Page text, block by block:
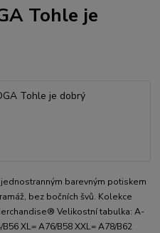
Tohle je
barevným potiskem
bez bočních švů. Kolekce
Velikostní tabulka: A-
XL= A76/B58 XXL= A78/B62